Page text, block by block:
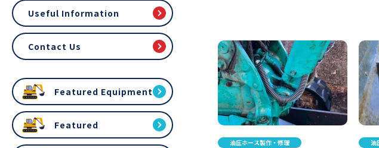
Useful Information
Contact Us
Featured Equipment
Featured
油圧ホース製作・修理
油